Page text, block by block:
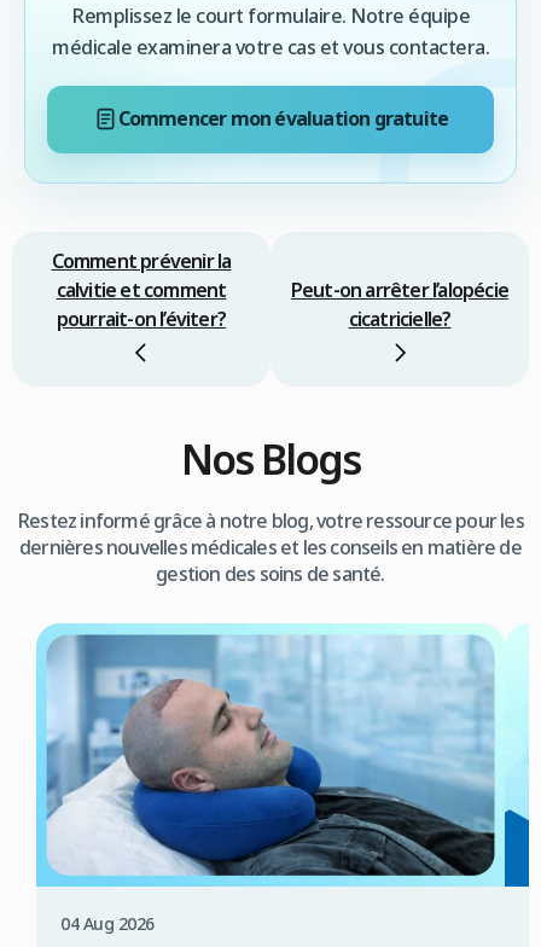
Remplissez le court formulaire. Notre équipe
médicale examinera votre cas et vous contactera.
Commencer mon évaluation gratuite
Comment prévenir la
calvitie et comment
pourrait-on l’éviter?
Peut-on arrêter l’alopécie
cicatricielle?
Nos Blogs
Restez informé grâce à notre blog, votre ressource pour les
dernières nouvelles médicales et les conseils en matière de
gestion des soins de santé.
04 Aug 2026